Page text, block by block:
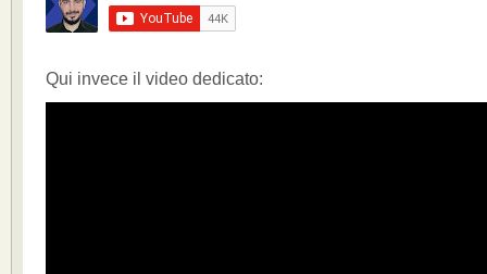
Qui invece il video dedicato: